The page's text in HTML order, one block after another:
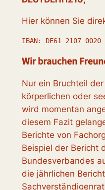
Hier können Sie
Wir brauchen
Nur ein Bruchteil
körperlichen oder
wird momentan
diesem Fazit
Berichte von
Beispiel der Bericht
Bundesverbandes
die jährlichen